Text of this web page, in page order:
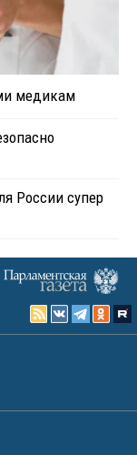
медикам
России супер